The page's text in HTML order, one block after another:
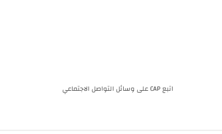
اتبع CAP على وسائل التواصل الاجتماعي